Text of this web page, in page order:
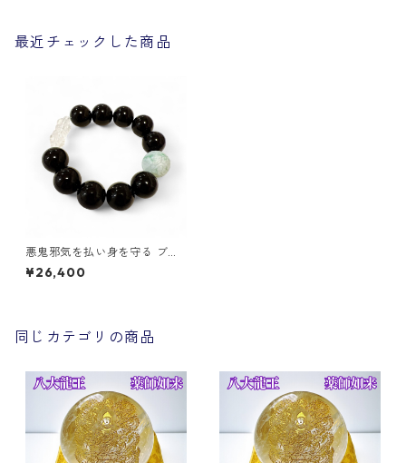
最近チェックした商品
悪鬼邪気を払い身を守る ブレ
スレット 16ミリ玉
¥26,400
同じカテゴリの商品